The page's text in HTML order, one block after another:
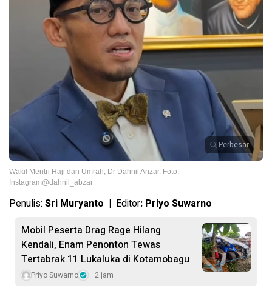
Perbesar
Wakil Mentri Haji dan Umrah, Dr Dahnil Anzar. Foto:
Instagram@dahnil_abzar
Penulis: Sri Muryanto | Editor: Priyo Suwarno
Mobil Peserta Drag Rage Hilang
Kendali, Enam Penonton Tewas
Tertabrak 11 Lukaluka di Kotamobagu
Priyo Suwarno 2 jam